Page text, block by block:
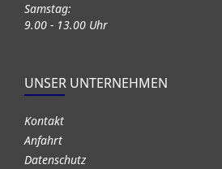
Samstag:
9.00 - 13.00 Uhr
UNSER UNTERNEHMEN
Kontakt
Anfahrt
Datenschutz